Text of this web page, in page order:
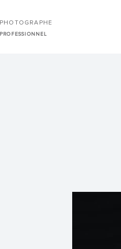
PHOTOGRAPHE
PROFESSIONNEL